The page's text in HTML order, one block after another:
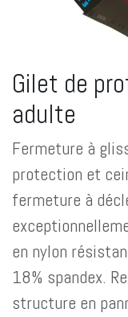
Gilet de
adulte
Fermeture à
protection et
fermeture à
en nylon
18% spandex.
structure en